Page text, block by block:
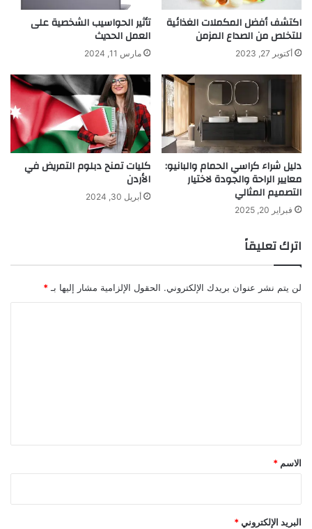
اكتشف أفضل المكملات الغذائية
للتخلص من الصداع المزمن
أكتوبر 27, 2023
تأثير الحواسيب الشخصية على
العمل الحديث
مارس 11, 2024
دليل شراء كراسي الحمام والبانيو:
معايير الراحة والجودة لاختيار
التصميم المثالي
فبراير 20, 2025
كليات تمنح دبلوم التمريض في
الأردن
أبريل 30, 2024
اترك تعليقاً
لن يتم نشر عنوان بريدك الإلكتروني. الحقول الإلزامية مشار إليها بـ *
*
الاسم *
البريد الإلكتروني *